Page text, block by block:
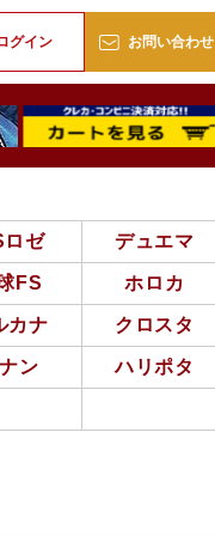
グイン お問い合わせ
ロゼ デュエマ
FS ホロカ
カナ クロスタ
ン ハリポタ